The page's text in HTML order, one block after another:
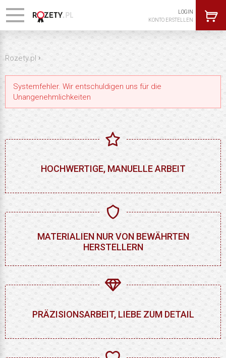
LOGIN
KONTO ERSTELLEN
Rozety.pl ›
Systemfehler. Wir entschuldigen uns für die
Unangenehmlichkeiten
HOCHWERTIGE, MANUELLE ARBEIT
MATERIALIEN NUR VON BEWÄHRTEN
HERSTELLERN
PRÄZISIONSARBEIT, LIEBE ZUM DETAIL